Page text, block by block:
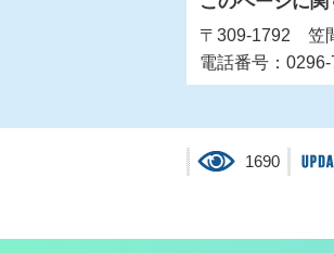
〒309-1792 笠
電話番号：
1690